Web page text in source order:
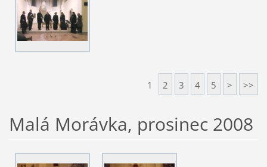
1 2 3 4 5 > >>
Malá Morávka, prosinec 2008